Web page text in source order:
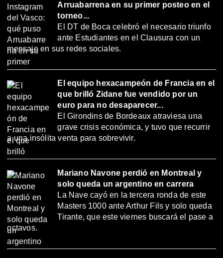
Arruabarrena en su primer posteo en el
torneo...
El DT de Boca celebró el necesario triunfo
ante Estudiantes en el Clausura con un
mensaje en sus redes sociales.
El equipo hexacampeón de Francia en el
que brilló Zidane fue vendido por un
euro para no desaparecer...
El Girondins de Bordeaux atraviesa una
grave crisis económica, y tuvo que recurrir
a una insólita venta para sobrevivir.
Mariano Navone perdió en Montreal y
solo queda un argentino en carrera
La Nave cayó en la tercera ronda de este
Masters 1000 ante Arthur Fils y solo queda
Tirante, que este viernes buscará el pase a
octavos.